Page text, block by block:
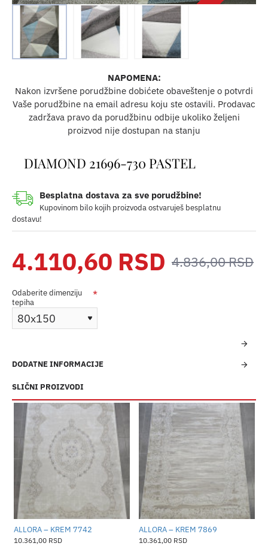
NAPOMENA:
Nakon izvršene porudžbine dobićete obaveštenje o potvrdi
Vaše porudžbine na email adresu koju ste ostavili. Prodavac
zadržava pravo da porudžbinu odbije ukoliko željeni
proizvod nije dostupan na stanju
DIAMOND 21696-730 PASTEL
Besplatna dostava za sve porudžbine!
Kupovinom bilo kojih proizvoda ostvaruješ besplatnu
dostavu!
4.110,60 RSD 4.836,00 RSD
Odaberite dimenziju
tepiha
SLIČNI PROIZVODI
ALLORA – KREM 7742
10.361,00 RSD
ALLORA – KREM 7869
10.361,00 RSD
DODATNE INFORMACIJE